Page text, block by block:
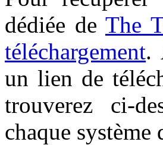
dédiée de The
téléchargement.
un lien de
trouverez ci-
chaque